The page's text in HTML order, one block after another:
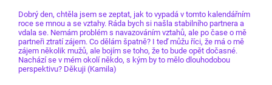
Dobrý den, chtěla jsem se zeptat, jak to vypadá v tomto kalendářním
roce se mnou a se vztahy. Ráda bych si našla stabilního partnera a
vdala se. Nemám problém s navazováním vztahů, ale po čase o mě
partneři ztratí zájem. Co dělám špatně? I teď můžu říci, že má o mě
zájem několik mužů, ale bojím se toho, že to bude opět dočasné.
Nachází se v mém okolí někdo, s kým by to mělo dlouhodobou
perspektivu? Děkuji (Kamila)